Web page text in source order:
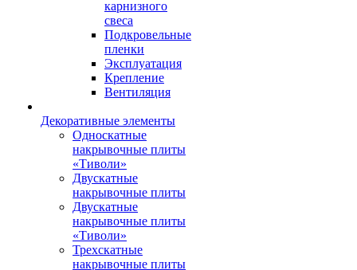
карнизного
свеса
Подкровельные
пленки
Эксплуатация
Крепление
Вентиляция
Декоративные элементы
Односкатные
накрывочные плиты
«Тиволи»
Двускатные
накрывочные плиты
Двускатные
накрывочные плиты
«Тиволи»
Трехскатные
накрывочные плиты